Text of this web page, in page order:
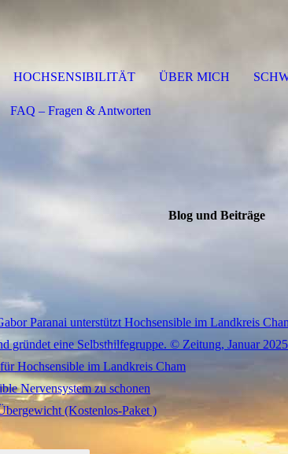
HOCHSENSIBILITÄT ÜBER MICH
FAQ – Fragen & Antworten
Blog und Beiträge
Paranai unterstützt Hochsensible im Landkreis
gründet eine Selbsthilfegruppe. © Zeitung, Januar
Hochsensible im Landkreis Cham
Nervensystem zu schonen
(Kostenlos-Paket )